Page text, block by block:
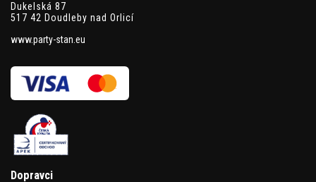
Dukelská 87
517 42 Doudleby nad Orlicí
www.party-stan.eu
Dopravci